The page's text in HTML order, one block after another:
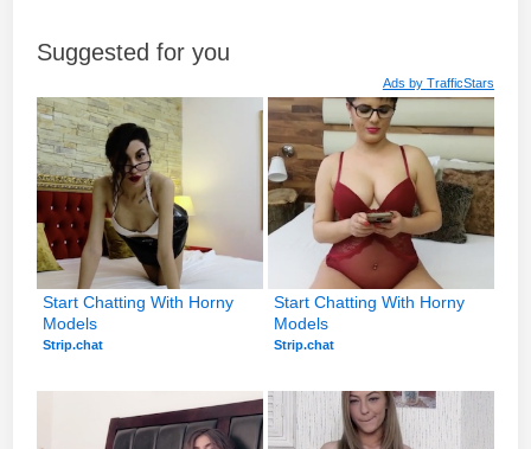
Suggested for you
Ads by TrafficStars
Start Chatting With Horny
Models
Strip.chat
Start Chatting With Horny
Models
Strip.chat